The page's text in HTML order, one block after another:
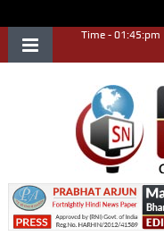
Time - 01:45:pm